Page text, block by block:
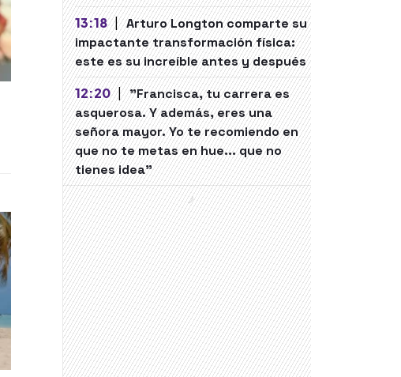
13:18 | Arturo Longton comparte su
impactante transformación física:
este es su increíble antes y después
12:20 | "Francisca, tu carrera es
asquerosa. Y además, eres una
señora mayor. Yo te recomiendo en
que no te metas en hue... que no
tienes idea"